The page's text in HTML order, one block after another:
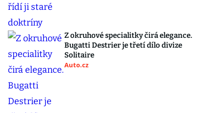
Z okruhové specialitky čirá elegance.
Bugatti Destrier je třetí dílo divize
Solitaire
Auto.cz